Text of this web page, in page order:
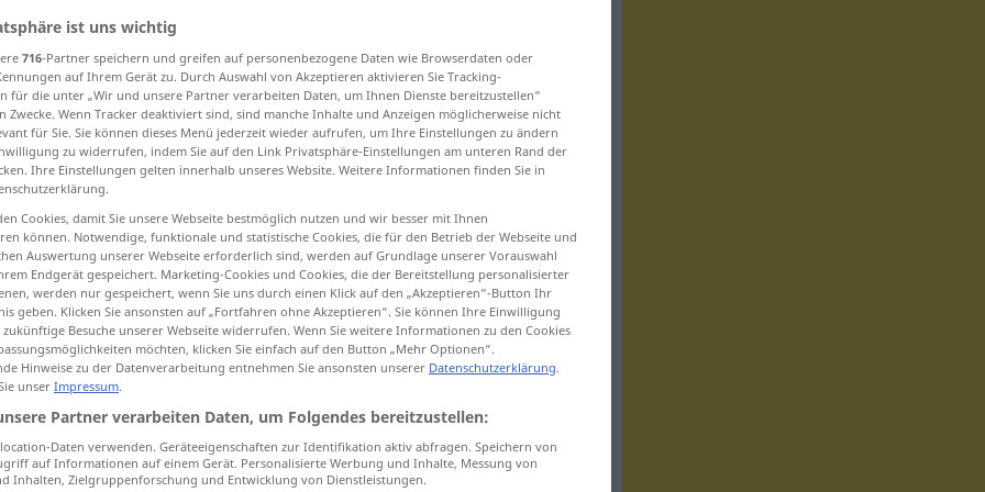
>
peculiarity
curiosity, curio
Merkwürdigkeitbemerkenswerte
MerkwürdigkeitSeltsamkeit
< NURSG>
ist uns wichtig
716-Partner speichern und greifen auf personenbezogene Daten wie Browserdaten oder
auf Ihrem Gerät zu. Durch Auswahl von Akzeptieren aktivieren Sie Tracking-
für die unter „Wir und unsere Partner verarbeiten Daten, um Ihnen Dienste bereitzustellen“
Zwecke. Wenn Tracker deaktiviert sind, sind manche Inhalte und Anzeigen möglicherweise nicht
für Sie. Sie können dieses Menü jederzeit wieder aufrufen, um Ihre Einstellungen zu ändern
zu widerrufen, indem Sie auf den Link Privatsphäre-Einstellungen am unteren Rand der
Ihre Einstellungen gelten innerhalb unseres Website. Weitere Informationen finden Sie in
Cookies, damit Sie unsere Webseite bestmöglich nutzen und wir besser mit Ihnen
können. Notwendige, funktionale und statistische Cookies, die für den Betrieb der Webseite und
Auswertung unserer Webseite erforderlich sind, werden auf Grundlage unserer Vorauswahl
Endgerät gespeichert. Marketing-Cookies und Cookies, die der Bereitstellung personalisierter
werden nur gespeichert, wenn Sie uns durch einen Klick auf den „Akzeptieren“-Button Ihr
geben. Klicken Sie ansonsten auf „Fortfahren ohne Akzeptieren“. Sie können Ihre Einwilligung
Besuche unserer Webseite widerrufen. Wenn Sie weitere Informationen zu den Cookies
möchten, klicken Sie einfach auf den Button „Mehr Optionen“.
Hinweise zu der Datenverarbeitung entnehmen Sie ansonsten unserer Datenschutzerklärung.
unser Impressum.
Partner verarbeiten Daten, um Folgendes bereitzustellen:
Daten verwenden. Geräteeigenschaften zur Identifikation aktiv abfragen. Speichern von
auf Informationen auf einem Gerät. Personalisierte Werbung und Inhalte, Messung von
Inhalten, Zielgruppenforschung und Entwicklung von Dienstleistungen.